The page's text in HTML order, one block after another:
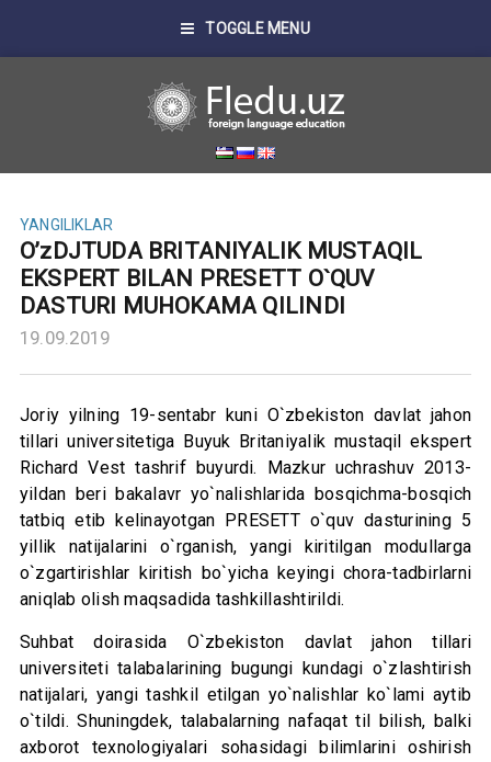
TOGGLE MENU
YANGILIKLAR
O’zDJTUDA BRITANIYALIK MUSTAQIL
EKSPERT BILAN PRESETT O`QUV
DASTURI MUHOKAMA QILINDI
19.09.2019
Joriy yilning 19-sentabr kuni O`zbekiston davlat jahon
tillari universitetiga Buyuk Britaniyalik mustaqil ekspert
Richard Vest tashrif buyurdi. Mazkur uchrashuv 2013-
yildan beri bakalavr yo`nalishlarida bosqichma-bosqich
tatbiq etib kelinayotgan PRESETT o`quv dasturining 5
yillik natijalarini o`rganish, yangi kiritilgan modullarga
o`zgartirishlar kiritish bo`yicha keyingi chora-tadbirlarni
aniqlab olish maqsadida tashkillashtirildi.
Suhbat doirasida O`zbekiston davlat jahon tillari
universiteti talabalarining bugungi kundagi o`zlashtirish
natijalari, yangi tashkil etilgan yo`nalishlar ko`lami aytib
o`tildi. Shuningdek, talabalarning nafaqat til bilish, balki
axborot texnologiyalari sohasidagi bilimlarini oshirish